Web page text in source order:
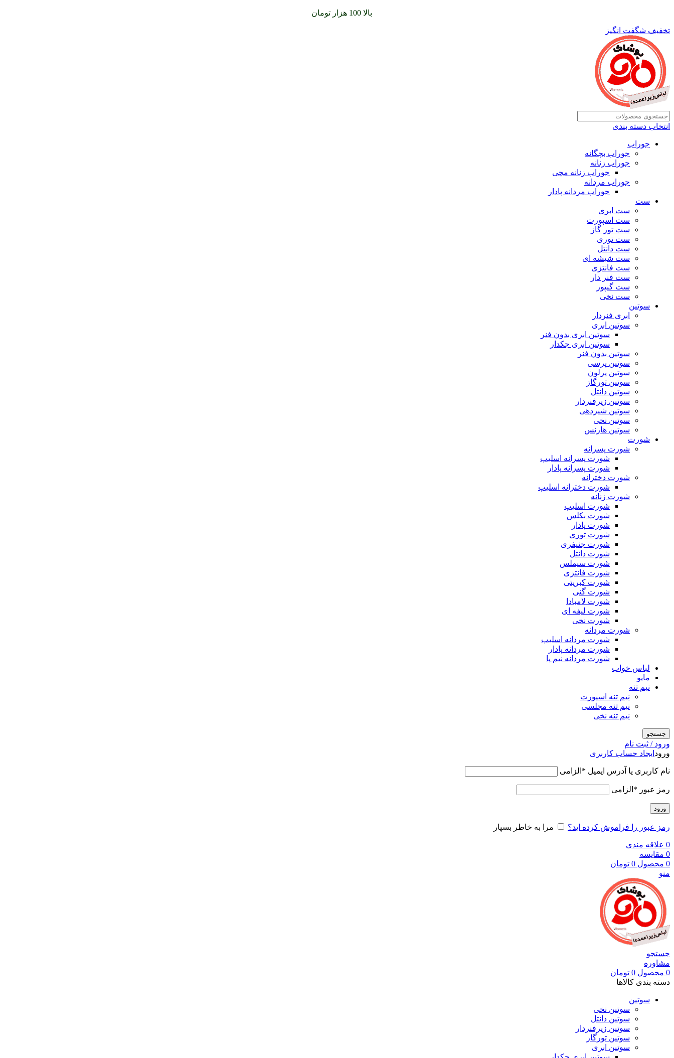
بالا 100 هزار تومان
تخفیف شگفت انگیز
انتخاب دسته بندی
جوراب
جوراب بچگانه
جوراب زنانه
جوراب زنانه مچی
جوراب مردانه
جوراب مردانه پادار
ست
ست ابری
ست اسپورت
ست تور گاز
ست توری
ست دانتل
ست شیشه ای
ست فانتزی
ست فنر دار
ست گیپور
ست نخی
سوتین
ابری فنردار
سوتین ابری
سوتین ابری بدون فنر
سوتین ابری جکدار
سوتین بدون فنر
سوتین پرسی
سوتین پرلون
سوتین تورگاز
سوتین دانتل
سوتین زیرفنردار
سوتین شیردهی
سوتین نخی
سوتین هارنس
شورت
شورت پسرانه
شورت پسرانه اسلیپ
شورت پسرانه پادار
شورت دخترانه
شورت دخترانه اسلیپ
شورت زنانه
شورت اسلیپ
شورت بکلس
شورت پادار
شورت توری
شورت جنیفری
شورت دانتل
شورت سیملس
شورت فانتزی
شورت کبریتی
شورت گنی
شورت لامبادا
شورت لیفه ای
شورت نخی
شورت مردانه
شورت مردانه اسلیپ
شورت مردانه پادار
شورت مردانه نیم پا
لباس خواب
مایو
نیم تنه
نیم تنه اسپورت
نیم تنه مجلسی
نیم تنه نخی
جستجو
ورود / ثبت نام
ورود ایجاد حساب کاربری
نام کاربری یا آدرس ایمیل * الزامی
رمز عبور * الزامی
ورود
رمز عبور را فراموش کرده اید؟ مرا به خاطر بسپار
0 علاقه مندی
0 مقایسه
0 محصول 0 تومان
منو
جستجو
مشاوره
0 محصول 0 تومان
دسته بندی کالاها
سوتین
سوتین نخی
سوتین دانتل
سوتین زیرفنردار
سوتین تورگاز
سوتین ابری